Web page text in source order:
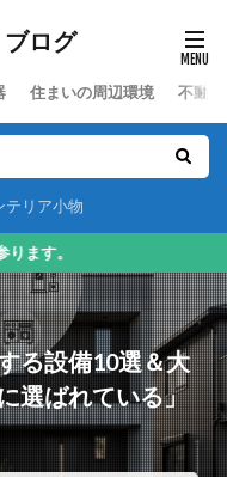
住まいの周辺環境 不動
テリア小物
る設備10選＆大
選ばれている」